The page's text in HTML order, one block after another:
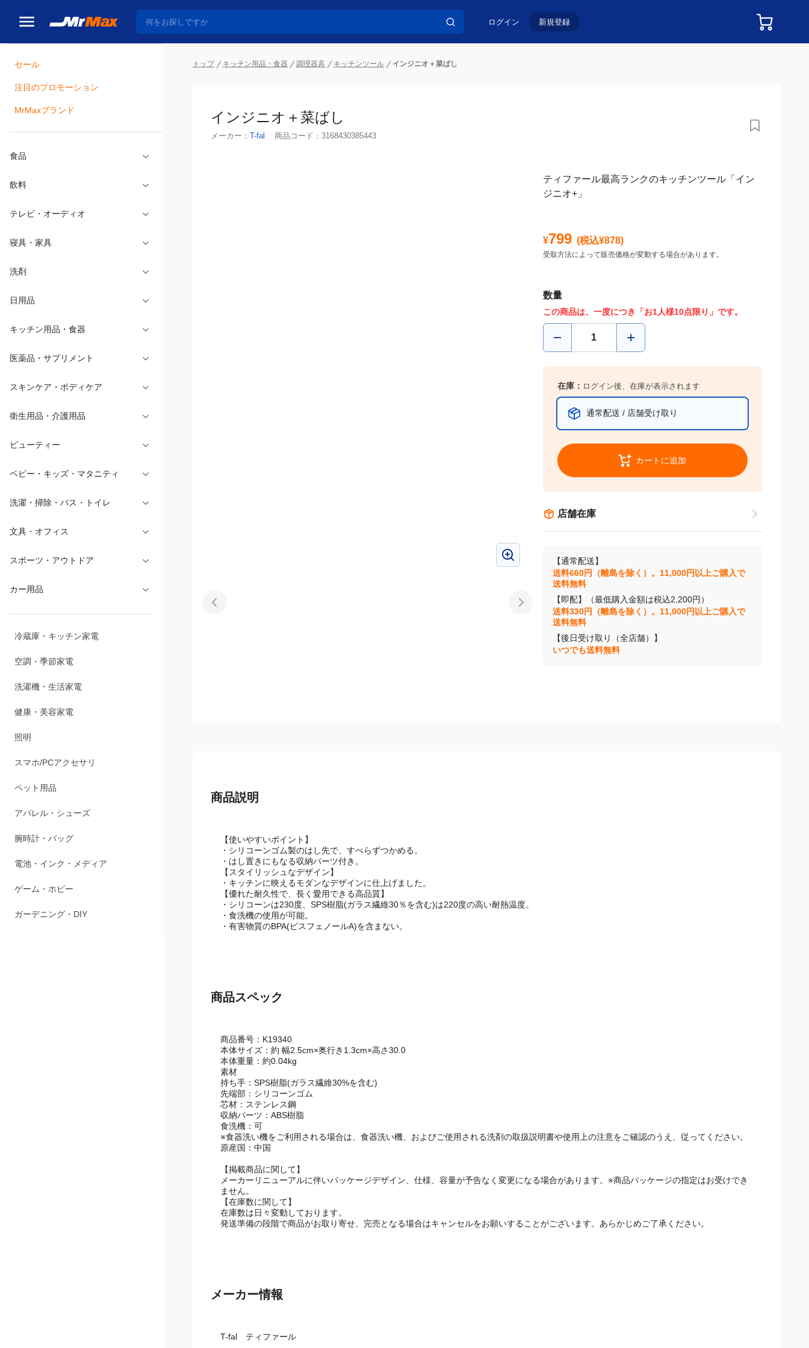
ログイン 新規登録
セール
注目のプロモーション
MrMaxブランド
食品
飲料
スポーツ・アウトドア
カー用品
冷蔵庫・キッチン家電
空調・季節家電
洗濯機・生活家電
健康・美容家電
照明
トップ キッチン用品・食器 調理器具 キッチンツール インジニオ＋菜ばし
インジニオ＋菜ばし
メーカー： T-fal 商品コード： 3168430385443
ティファール最高ランクのキッチンツール「イン
ジニオ+」
¥799 (税込¥878)
受取方法によって販売価格が変動する場合があります。
数量
この商品は、一度につき「お1人様10点限り」です。
在庫： ログイン後、在庫が表示されます
通常配送 / 店舗受け取り
カートに追加
店舗在庫
【通常配送】
送料660円（離島を除く）。11,000円以上ご購入で
送料無料
【即配】（最低購入金額は税込2,200円）
送料330円（離島を除く）。11,000円以上ご購入で
【後日受け取り（全店舗）】
【使いやすいポイント】
・シリコーンゴム製のはし先で、すべらずつかめる。
・はし置きにもなる収納パーツ付き。
【スタイリッシュなデザイン】
・キッチンに映えるモダンなデザインに仕上げました。
【優れた耐久性で、長く愛用できる高品質】
・シリコーンは230度、SPS樹脂(ガラス繊維30％を含む)は220度の高い耐熱温度。
・食洗機の使用が可能。
商品番号：K19340
本体サイズ：約 幅2.5cm×奥行き1.3cm×高さ30.0
本体重量：約0.04kg
素材
持ち手：SPS樹脂(ガラス繊維30%を含む)
先端部：シリコーンゴム
芯材：ステンレス鋼
収納パーツ：ABS樹脂
食洗機：可
※食器洗い機をご利用される場合は、食器洗い機、およびご使用される洗剤の取扱説明書や使用上の注意をご確認のうえ、従ってください。
【掲載商品に関して】
メーカーリニューアルに伴いパッケージデザイン、仕様、容量が予告なく変更になる場合があります。※商品パッケージの指定はお受けでき
ません。
【在庫数に関して】
在庫数は日々変動しております。